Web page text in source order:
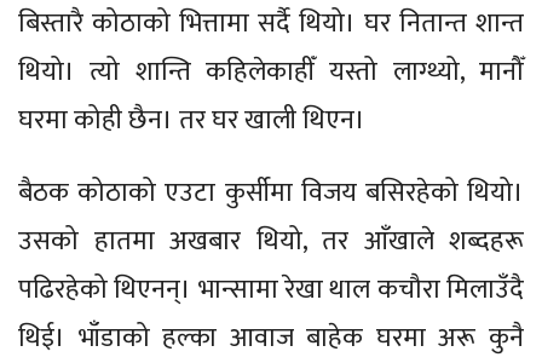
बिस्तारै कोठाको भित्तामा सर्दै थियो। घर नितान्त शान्त
थियो। त्यो शान्ति कहिलेकाहीँ यस्तो लाग्थ्यो, मानौँ
घरमा कोही छैन। तर घर खाली थिएन।
बैठक कोठाको एउटा कुर्सीमा विजय बसिरहेको थियो।
उसको हातमा अखबार थियो, तर आँखाले शब्दहरू
पढिरहेको थिएनन्। भान्सामा रेखा थाल कचौरा मिलाउँदै
थिई। भाँडाको हल्का आवाज बाहेक घरमा अरू कुनै